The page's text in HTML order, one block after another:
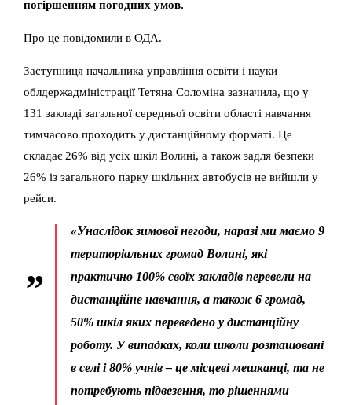
погіршенням погодних умов.
Про це повідомили в ОДА.
Заступниця начальника управління освіти і науки
облдержадміністрації Тетяна Соломіна зазначила, що у
131 закладі загальної середньої освіти області навчання
тимчасово проходить у дистанційному форматі. Це
складає 26% від усіх шкіл Волині, а також задля безпеки
26% із загального парку шкільних автобусів не вийшли у
рейси.
«Унаслідок зимової негоди, наразі ми маємо 9
територіальних громад Волині, які
практично 100% своїх закладів перевели на
дистанційне навчання, а також 6 громад,
50% шкіл яких переведено у дистанційну
роботу. У випадках, коли школи розташовані
в селі і 80% учнів – це місцеві мешканці, та не
потребують підвезення, то рішеннями